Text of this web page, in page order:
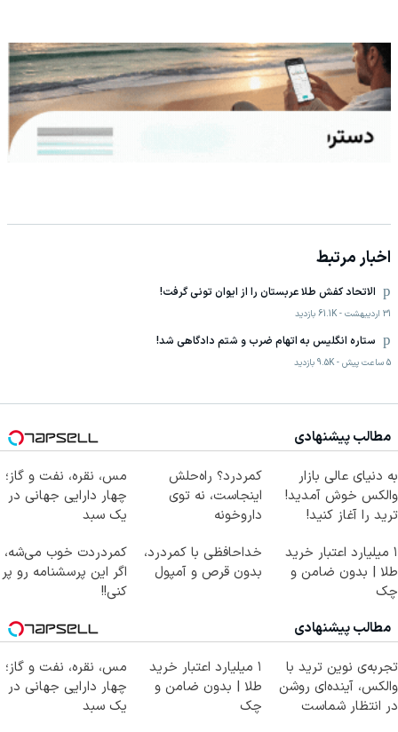
اخبار مرتبط
الاتحاد کفش طلا عربستان را از ایوان تونی گرفت!
31 اردیبهشت -
61.1K بازدید
ستاره انگلیس به اتهام ضرب و شتم دادگاهی شد!
5 ساعت پیش -
9.5K بازدید
مطالب پیشنهادی
به دنیای عالی بازار
والکس خوش آمدید!
ترید را آغاز کنید!
کمردرد؟ راه‌حلش
اینجاست، نه توی
داروخونه
مس، نقره، نفت و گاز؛
چهار دارایی جهانی در
یک سبد
۱ میلیارد اعتبار خرید
طلا | بدون ضامن و
چک
خداحافظی با کمردرد،
بدون قرص و آمپول
کمردردت خوب می‌شه،
اگر این پرسشنامه رو پر
کنی!!
مطالب پیشنهادی
تجربه‌ی نوین ترید با
والکس، آینده‌ای روشن
در انتظار شماست
۱ میلیارد اعتبار خرید
طلا | بدون ضامن و
چک
مس، نقره، نفت و گاز؛
چهار دارایی جهانی در
یک سبد